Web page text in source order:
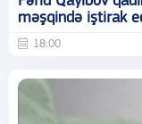
məşqində iştirak
18:00